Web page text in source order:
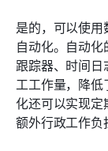
是的，可以使
自动化。自动
跟踪器、时间
工工作量，降
化还可以实现
额外行政工作负